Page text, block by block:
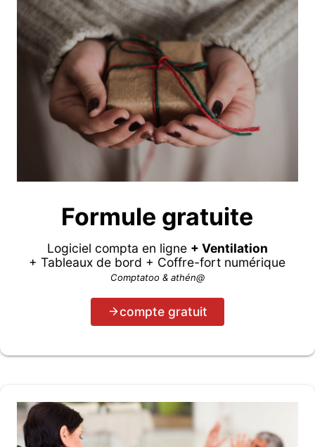
Formule gratuite
Logiciel compta en ligne + Ventilation
+ Tableaux de bord + Coffre-fort numérique
Comptatoo & athén@
compte gratuit